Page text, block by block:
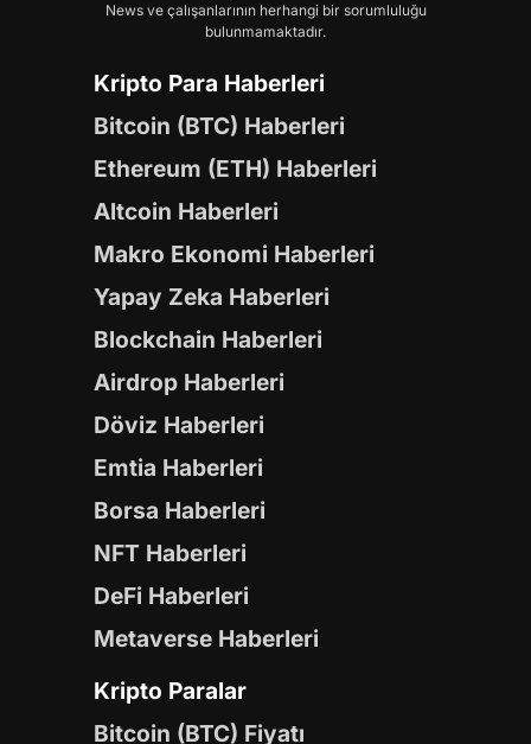
News ve çalışanlarının herhangi bir sorumluluğu
bulunmamaktadır.
Kripto Para Haberleri
Bitcoin (BTC) Haberleri
Ethereum (ETH) Haberleri
Altcoin Haberleri
Makro Ekonomi Haberleri
Yapay Zeka Haberleri
Blockchain Haberleri
Airdrop Haberleri
Döviz Haberleri
Emtia Haberleri
Borsa Haberleri
NFT Haberleri
DeFi Haberleri
Metaverse Haberleri
Kripto Paralar
Bitcoin (BTC) Fiyatı